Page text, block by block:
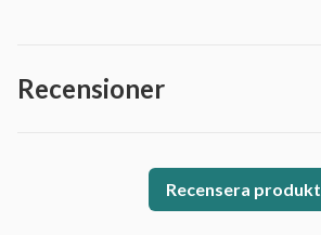
Recensioner
Recensera produkt